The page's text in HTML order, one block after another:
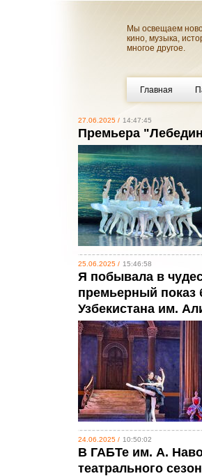
Мы освещаем
кино, музыка,
многое другое.
Главная
27.06.2025 / 14:47:45
Премьера
25.06.2025 / 15:46:58
Я побывала в
премьерный
Узбекистана им.
24.06.2025 / 10:50:02
В ГАБТе им. А.
театрального